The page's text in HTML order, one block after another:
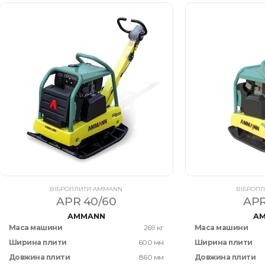
ВІБРОПЛИТИ AMMANN
APR 40/60
AMMANN
Маса машини
269 кг
Ширина плити
600 мм
Довжина плити
860 мм
Маса машини
Ширина плити
Довжина плити